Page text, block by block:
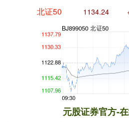
北证50
创业板指 3563.12
元股证券官方-